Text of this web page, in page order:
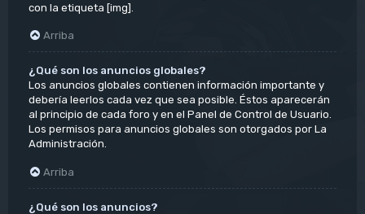
con la etiqueta [img].
Arriba
¿Qué son los anuncios globales?
Los anuncios globales contienen información importante y
debería leerlos cada vez que sea posible. Éstos aparecerán
al principio de cada foro y en el Panel de Control de Usuario.
Los permisos para anuncios globales son otorgados por La
Administración.
Arriba
¿Qué son los anuncios?